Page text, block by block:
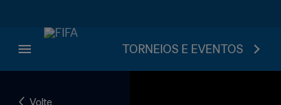
TORNEIOS E EVENTOS
Volte